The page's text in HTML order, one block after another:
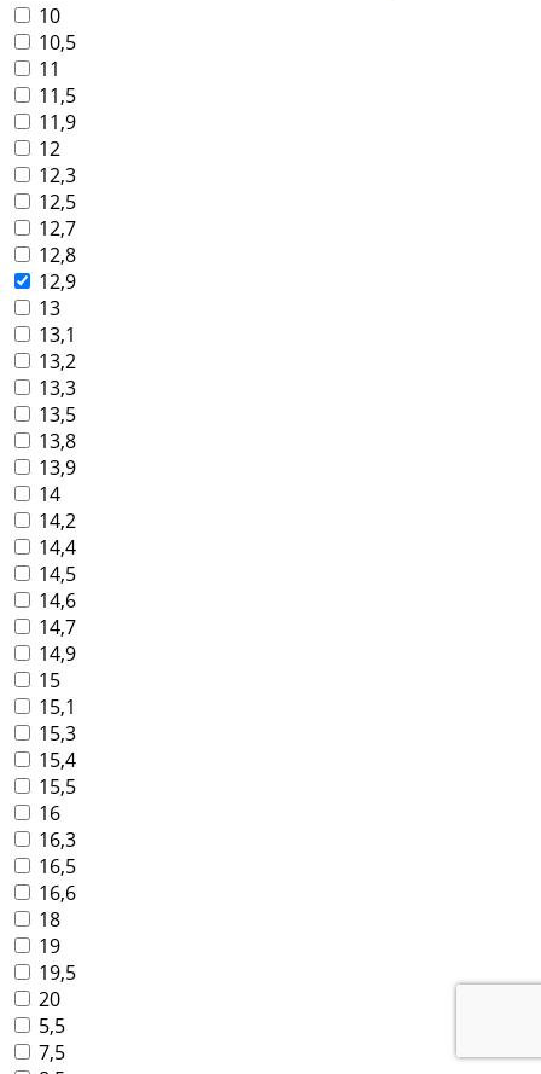
10
10,5
11
11,5
11,9
12
12,3
12,5
12,7
12,8
12,9
13
13,1
13,2
13,3
13,5
13,8
13,9
14
14,2
14,4
14,5
14,6
14,7
14,9
15
15,1
15,3
15,4
15,5
16
16,3
16,5
16,6
18
19
19,5
20
5,5
7,5